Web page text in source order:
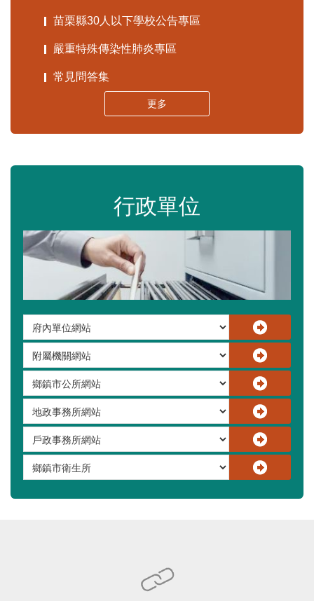
苗栗縣30人以下學校公告專區
嚴重特殊傳染性肺炎專區
常見問答集
更多
行政單位